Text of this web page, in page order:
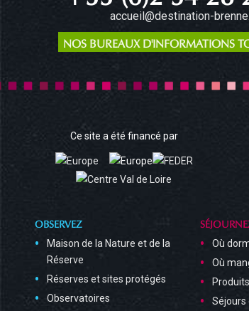
accueil@destination-
NOS BUREAUX D'INFORMATIONS
Ce site a été financé par
OBSERVEZ
Maison de la Nature et de la
Réserve
Réserves et sites protégés
Observatoires
Où
Où
Séjours